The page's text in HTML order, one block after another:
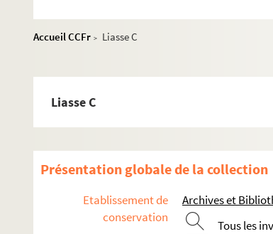
Accueil CCFr >
Liasse C
Liasse C
Présentation globale de la collection
Etablissement de
conservation
Archives et
Tous les